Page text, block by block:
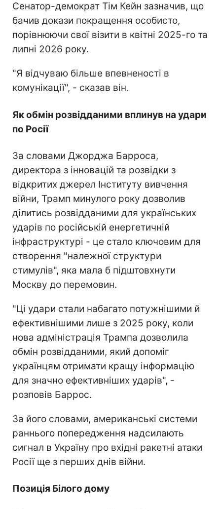
Сенатор-демократ Тім Кейн зазначив, що
бачив докази покращення особисто,
порівнюючи свої візити в квітні 2025-го та
липні 2026 року.
"Я відчуваю більше впевненості в
комунікації", - сказав він.
Як обмін розвідданими вплинув на удари
по Росії
За словами Джорджа Барроса,
директора з інновацій та розвідки з
відкритих джерел Інституту вивчення
війни, Трамп минулого року дозволив
ділитись розвідданими для українських
ударів по російській енергетичній
інфраструктурі - це стало ключовим для
створення "належної структури
стимулів", яка мала б підштовхнути
Москву до перемовин.
"Ці удари стали набагато потужнішими й
ефективнішими лише з 2025 року, коли
нова адміністрація Трампа дозволила
обмін розвідданими, який допоміг
українцям отримати кращу інформацію
для значно ефективніших ударів", -
розповів Баррос.
За його словами, американські системи
раннього попередження надсилають
сигнал в Україну про вхідні ракетні атаки
Росії ще з перших днів війни.
Позиція Білого дому